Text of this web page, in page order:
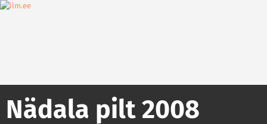
Nädala pilt 2008